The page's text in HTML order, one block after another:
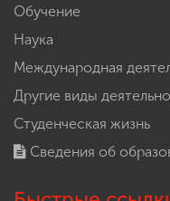
Обучение
Наука
Международная
Другие виды
Студенческая жизнь
Сведения об